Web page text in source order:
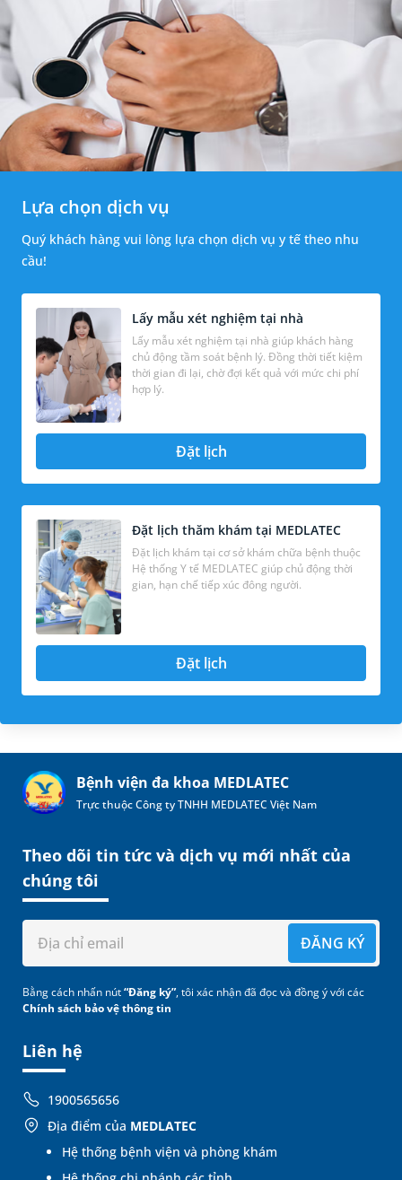
Lựa chọn dịch vụ
Quý khách hàng vui lòng lựa chọn dịch vụ y tế theo nhu
cầu!
Lấy mẫu xét nghiệm tại nhà
Lấy mẫu xét nghiệm tại nhà giúp khách hàng
chủ động tầm soát bệnh lý. Đồng thời tiết kiệm
thời gian đi lại, chờ đợi kết quả với mức chi phí
hợp lý.
Đặt lịch
Đặt lịch thăm khám tại MEDLATEC
Đặt lịch khám tại cơ sở khám chữa bệnh thuộc
Hệ thống Y tế MEDLATEC giúp chủ động thời
gian, hạn chế tiếp xúc đông người.
Đặt lịch
Bệnh viện đa khoa MEDLATEC
Trực thuộc Công ty TNHH MEDLATEC Việt Nam
Liên hệ
1900565656
Địa điểm của MEDLATEC
Hệ thống bệnh viện và phòng khám
Theo dõi tin tức và dịch vụ mới nhất của
chúng tôi
ĐĂNG KÝ
Bằng cách nhấn nút“Đăng ký”, tôi xác nhận đã đọc và đồng ý với các
Chính sách bảo vệ thông tin